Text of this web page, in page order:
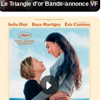
Le Triangle d'or Bande-annonce VF